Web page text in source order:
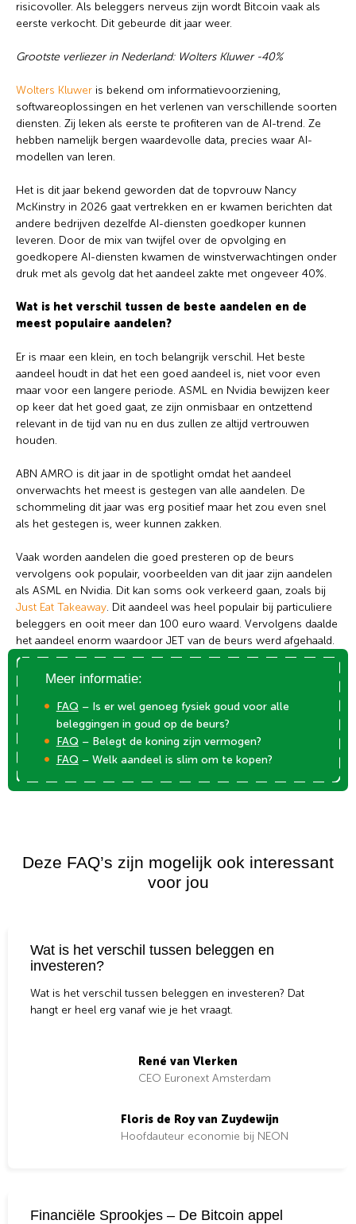
risicovoller. Als beleggers nerveus zijn wordt Bitcoin vaak als
eerste verkocht. Dit gebeurde dit jaar weer.
Grootste verliezer in Nederland: Wolters Kluwer -40%
Wolters Kluwer is bekend om informatievoorziening,
softwareoplossingen en het verlenen van verschillende soorten
diensten. Zij leken als eerste te profiteren van de AI-trend. Ze
hebben namelijk bergen waardevolle data, precies waar AI-
modellen van leren.
Het is dit jaar bekend geworden dat de topvrouw Nancy
McKinstry in 2026 gaat vertrekken en er kwamen berichten dat
andere bedrijven dezelfde AI-diensten goedkoper kunnen
leveren. Door de mix van twijfel over de opvolging en
goedkopere AI-diensten kwamen de winstverwachtingen onder
druk met als gevolg dat het aandeel zakte met ongeveer 40%.
Wat is het verschil tussen de beste aandelen en de
meest populaire aandelen?
Er is maar een klein, en toch belangrijk verschil. Het beste
aandeel houdt in dat het een goed aandeel is, niet voor even
maar voor een langere periode. ASML en Nvidia bewijzen keer
op keer dat het goed gaat, ze zijn onmisbaar en ontzettend
relevant in de tijd van nu en dus zullen ze altijd vertrouwen
houden.
ABN AMRO is dit jaar in de spotlight omdat het aandeel
onverwachts het meest is gestegen van alle aandelen. De
schommeling dit jaar was erg positief maar het zou even snel
als het gestegen is, weer kunnen zakken.
Vaak worden aandelen die goed presteren op de beurs
vervolgens ook populair, voorbeelden van dit jaar zijn aandelen
als ASML en Nvidia. Dit kan soms ook verkeerd gaan, zoals bij
Just Eat Takeaway. Dit aandeel was heel populair bij particuliere
beleggers en ooit meer dan 100 euro waard. Vervolgens daalde
het aandeel enorm waardoor JET van de beurs werd afgehaald.
Meer informatie:
FAQ – Is er wel genoeg fysiek goud voor alle
beleggingen in goud op de beurs?
FAQ – Belegt de koning zijn vermogen?
FAQ – Welk aandeel is slim om te kopen?
Deze FAQ’s zijn mogelijk ook interessant
voor jou
Wat is het verschil tussen beleggen en
investeren?
Wat is het verschil tussen beleggen en investeren? Dat
hangt er heel erg vanaf wie je het vraagt.
René van Vlerken
CEO Euronext Amsterdam
Floris de Roy van Zuydewijn
Hoofdauteur economie bij NEON
Financiële Sprookjes – De Bitcoin appel